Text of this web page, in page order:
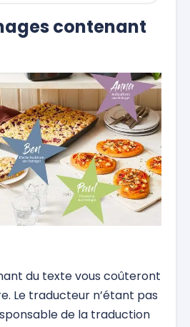
contenant
du texte vous coûteront
Le traducteur n’étant pas
de la traduction